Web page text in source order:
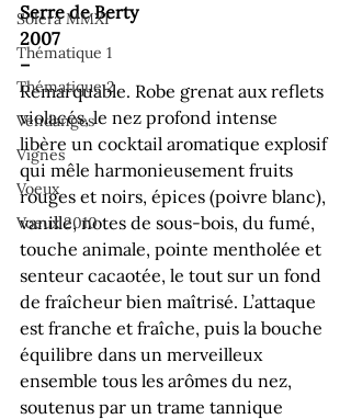
Solera MMXI
Thématique 1
Thématique 2
Vendanges
Vignes
Voeux
Voeux 2010
Serre de Berty
2007
–
Remarquable. Robe grenat aux reflets
violacés, le nez profond intense
libère un cocktail aromatique explosif
qui mêle harmonieusement fruits
rouges et noirs, épices (poivre blanc),
vanille, notes de sous-bois, du fumé,
touche animale, pointe mentholée et
senteur cacaotée, le tout sur un fond
de fraîcheur bien maîtrisé. L’attaque
est franche et fraîche, puis la bouche
équilibre dans un merveilleux
ensemble tous les arômes du nez,
soutenus par un trame tannique